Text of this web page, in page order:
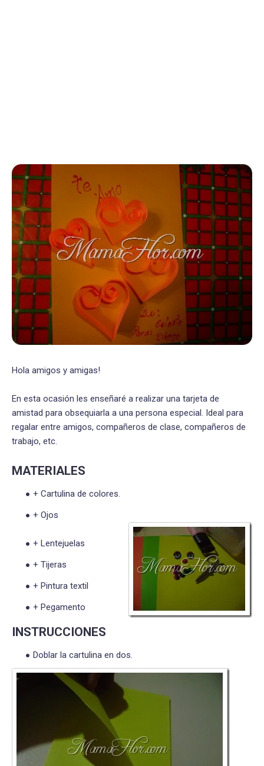
Hola amigos y amigas!
En esta ocasión les enseñaré a realizar una tarjeta de
amistad para obsequiarla a una persona especial. Ideal para
regalar entre amigos, compañeros de clase, compañeros de
trabajo, etc.
MATERIALES
+ Cartulina de colores.
+ Ojos
+ Lentejuelas
+ Tijeras
+ Pintura textil
+ Pegamento
INSTRUCCIONES
Doblar la cartulina en dos.